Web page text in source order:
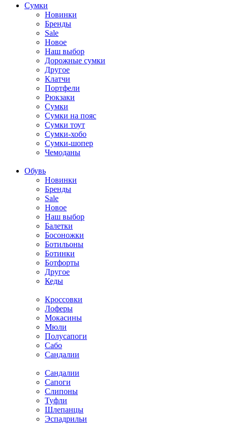
Cумки
Новинки
Бренды
Sale
Новое
Наш выбор
Дорожные сумки
Другое
Клатчи
Портфели
Рюкзаки
Сумки
Сумки на пояс
Сумки тоут
Сумки-хобо
Сумки-шопер
Чемоданы
Обувь
Новинки
Бренды
Sale
Новое
Наш выбор
Балетки
Босоножки
Ботильоны
Ботинки
Ботфорты
Другое
Кеды
Кроссовки
Лоферы
Мокасины
Мюли
Полусапоги
Сабо
Сандалии
Сандалии
Сапоги
Слипоны
Туфли
Шлепанцы
Эспадрильи